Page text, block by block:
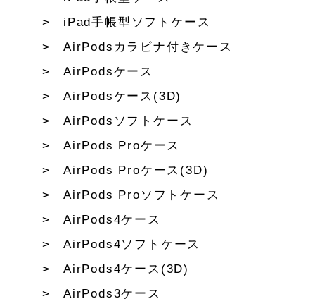
iPad手帳型ソフトケース
AirPodsカラビナ付きケース
AirPodsケース
AirPodsケース(3D)
AirPodsソフトケース
AirPods Proケース
AirPods Proケース(3D)
AirPods Proソフトケース
AirPods4ケース
AirPods4ソフトケース
AirPods4ケース(3D)
AirPods3ケース